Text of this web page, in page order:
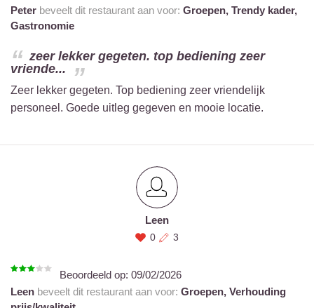
Peter beveelt dit restaurant aan voor: Groepen, Trendy kader,
Gastronomie
zeer lekker gegeten. top bediening zeer
vriende...
Zeer lekker gegeten. Top bediening zeer vriendelijk
personeel. Goede uitleg gegeven en mooie locatie.
Leen
0 3
Beoordeeld op: 09/02/2026
Leen beveelt dit restaurant aan voor: Groepen, Verhouding